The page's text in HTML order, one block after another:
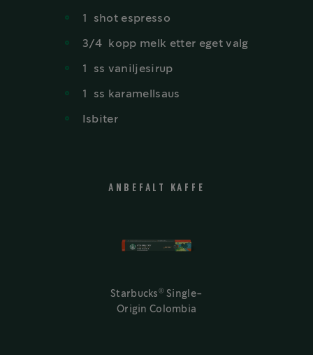
1 shot espresso
3/4 kopp melk etter eget valg
1 ss vaniljesirup
1 ss karamellsaus
Isbiter
ANBEFALT KAFFE
Starbucks ® Single-
Origin Colombia